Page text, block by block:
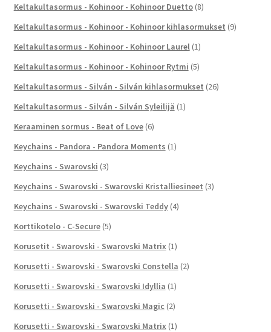
Keltakultasormus - Kohinoor - Kohinoor Duetto (8)
Keltakultasormus - Kohinoor - Kohinoor kihlasormukset (9)
Keltakultasormus - Kohinoor - Kohinoor Laurel (1)
Keltakultasormus - Kohinoor - Kohinoor Rytmi (5)
Keltakultasormus - Silván - Silván kihlasormukset (26)
Keltakultasormus - Silván - Silván Syleilijä (1)
Keraaminen sormus - Beat of Love (6)
Keychains - Pandora - Pandora Moments (1)
Keychains - Swarovski (3)
Keychains - Swarovski - Swarovski Kristalliesineet (3)
Keychains - Swarovski - Swarovski Teddy (4)
Korttikotelo - C-Secure (5)
Korusetit - Swarovski - Swarovski Matrix (1)
Korusetti - Swarovski - Swarovski Constella (2)
Korusetti - Swarovski - Swarovski Idyllia (1)
Korusetti - Swarovski - Swarovski Magic (2)
Korusetti - Swarovski - Swarovski Matrix (1)